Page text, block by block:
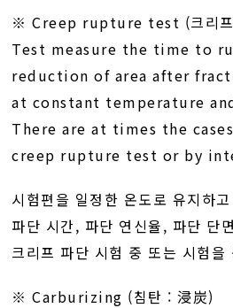
※ Creep rupture test (크리프
Test measure the time to
reduction of area after
at constant temperature
There are at times the
creep rupture test or by
시험편을 일정한 온도로 유지하
파단 시간, 파단 연신율, 파단 단
크리프 파단 시험 중 또는 시험
※ Carburizing (침탄 : 浸炭)